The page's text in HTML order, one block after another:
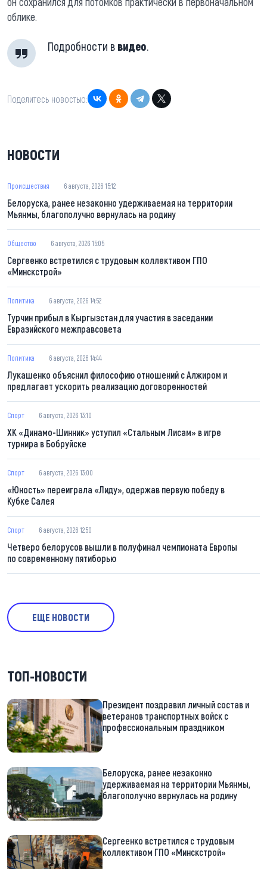
облике.
Подробности в видео.
Поделитесь новостью:
НОВОСТИ
Происшествия 6 августа, 2026 15:12
Белоруска, ранее незаконно удерживаемая на территории
Мьянмы, благополучно вернулась на родину
Общество 6 августа, 2026 15:05
Сергеенко встретился с трудовым коллективом ГПО
«Минскстрой»
Политика 6 августа, 2026 14:52
Турчин прибыл в Кыргызстан для участия в заседании
Евразийского межправсовета
Политика 6 августа, 2026 14:44
Лукашенко объяснил философию отношений с Алжиром и
предлагает ускорить реализацию договоренностей
Спорт 6 августа, 2026 13:10
ХК «Динамо-Шинник» уступил «Стальным Лисам» в игре
турнира в Бобруйске
Спорт 6 августа, 2026 13:00
«Юность» переиграла «Лиду», одержав первую победу в
Кубке Салея
Спорт 6 августа, 2026 12:50
Четверо белорусов вышли в полуфинал чемпионата Европы
по современному пятиборью
ЕЩЕ НОВОСТИ
ТОП-НОВОСТИ
Президент поздравил личный состав и
ветеранов транспортных войск с
профессиональным праздником
Белоруска, ранее незаконно
удерживаемая на территории Мьянмы,
благополучно вернулась на родину
Сергеенко встретился с трудовым
коллективом ГПО «Минскстрой»